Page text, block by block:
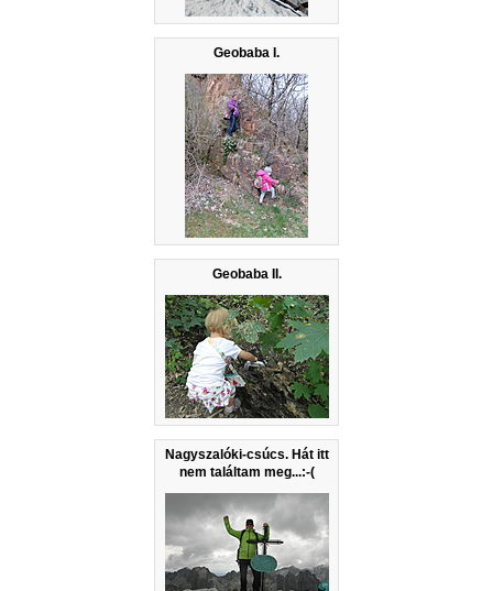
Geobaba I.
Geobaba II.
Nagyszalóki-csúcs. Hát itt
nem találtam meg...:-(